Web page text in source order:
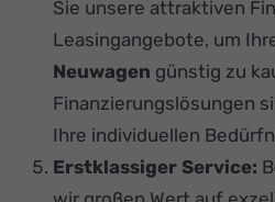
Sie unsere attraktiven
Leasingangebote, um
Neuwagen günstig zu
Finanzierungslösungen
Ihre individuellen
Erstklassiger Service: